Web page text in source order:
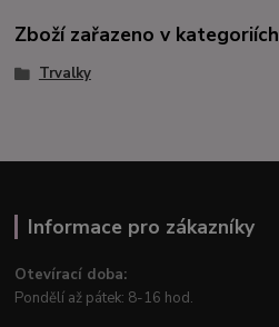
Zboží zařazeno v kategoriích
Trvalky
Informace pro zákazníky
Otevírací doba:
Pondělí až pátek: 8-16 hod.